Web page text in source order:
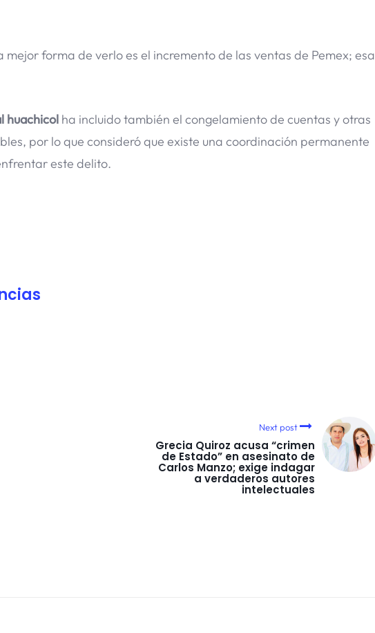
forma de verlo es el incremento de las ventas de Pemex; esa
huachicol ha incluido también el congelamiento de cuentas y otras
por lo que consideró que existe una coordinación permanente
este delito.
Next post
Grecia Quiroz acusa “crimen
de Estado” en asesinato de
Carlos Manzo; exige indagar
a verdaderos autores
intelectuales